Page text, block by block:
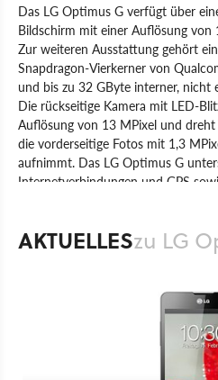
Das LG Optimus G verfügt über
Bildschirm mit einer Auflösung von
Zur weiteren Ausstattung gehört
Snapdragon-Vierkerner von
und bis zu 32 GByte interner, nicht
Die rückseitige Kamera mit LED-
Auflösung von 13 MPixel und
die vorderseitige Fotos mit 1,3
aufnimmt. Das LG Optimus G
Internetverbindungen und GPS
AKTUELLESzu LG